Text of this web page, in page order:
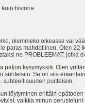
kuin historia.
olemmeko oikeassa vai
paras mahdollinen. Olen
ne PROBLEEMAT, jotka
paljon kysymyksiä. Olen
suhteisiin. Se on siis
suhteellisuuden puitteisiin.
löytyminen erittäin
vaikka minun